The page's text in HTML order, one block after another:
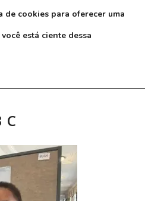
C
de cookies para oferecer uma
está ciente dessa